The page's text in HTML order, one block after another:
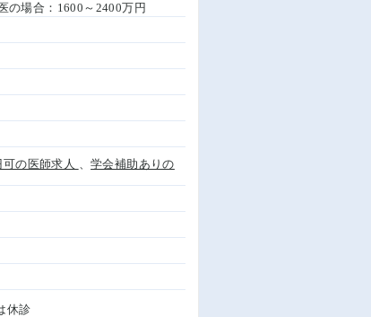
の場合：1600～2400万円
可の医師求人 、学会補助ありの
休診